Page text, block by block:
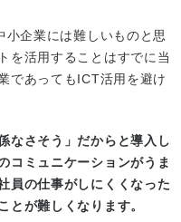
企業には難しいものと思
を活用することはすでに当
であってもICT活用を避け
なさそう」だからと導入し
コミュニケーションがうま
員の仕事がしにくくなった
とが難しくなります。